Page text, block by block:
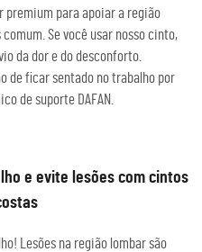
premium para apoiar a região
Se você usar nosso cinto,
da dor e do desconforto.
de ficar sentado no trabalho por
de suporte DAFAN.
e evite lesões com cintos
Lesões na região lombar são